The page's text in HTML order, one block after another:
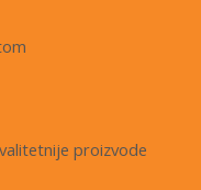
proizvode